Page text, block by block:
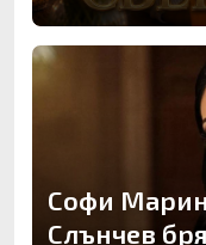
Софи
Слънчев